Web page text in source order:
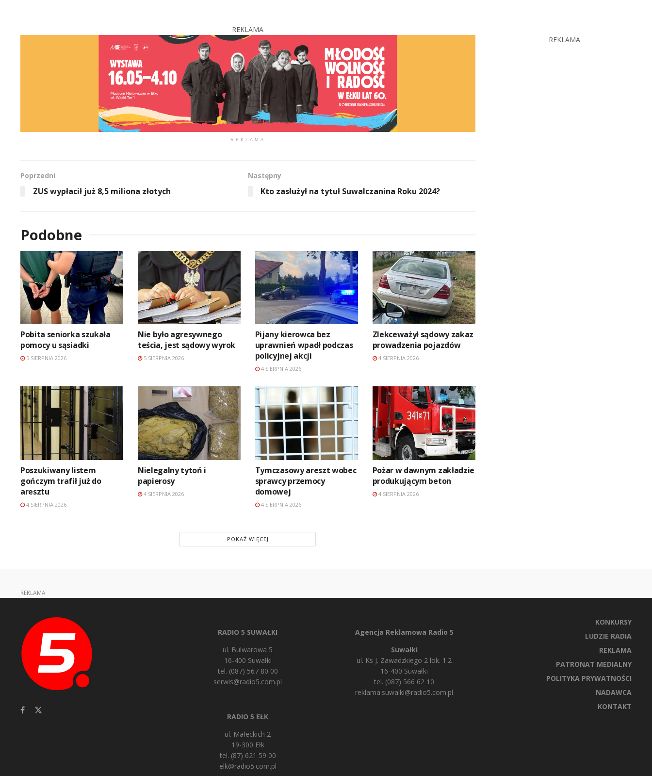
REKLAMA
REKLAMA
Poprzedni
ZUS wypłacił już 8,5 miliona złotych
Następny
Kto zasłużył na tytuł Suwalczanina Roku 2024?
Podobne
Pobita seniorka szukała
pomocy u sąsiadki
5 SIERPNIA 2026
Nie było agresywnego
teścia, jest sądowy wyrok
5 SIERPNIA 2026
Pijany kierowca bez
uprawnień wpadł podczas
policyjnej akcji
4 SIERPNIA 2026
Zlekceważył sądowy zakaz
prowadzenia pojazdów
4 SIERPNIA 2026
Poszukiwany listem
gończym trafił już do
aresztu
4 SIERPNIA 2026
Nielegalny tytoń i
papierosy
4 SIERPNIA 2026
Tymczasowy areszt wobec
sprawcy przemocy
domowej
4 SIERPNIA 2026
Pożar w dawnym zakładzie
produkującym beton
4 SIERPNIA 2026
POKAŻ WIĘCEJ
REKLAMA
REKLAMA
RADIO 5 SUWAŁKI
ul. Bulwarowa 5
16-400 Suwałki
tel. (087) 567 80 00
serwis@radio5.com.pl
RADIO 5 EŁK
ul. Małeckich 2
19-300 Ełk
tel. (87) 621 59 00
elk@radio5.com.pl
Agencja Reklamowa Radio 5
Suwałki
ul. Ks J. Zawadzkiego 2 lok. 1.2
16-400 Suwałki
tel. (087) 566 62 10
reklama.suwalki@radio5.com.pl
KONKURSY
LUDZIE RADIA
REKLAMA
PATRONAT MEDIALNY
POLITYKA PRYWATNOŚCI
NADAWCA
KONTAKT